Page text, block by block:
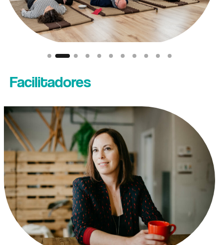
Facilitadores